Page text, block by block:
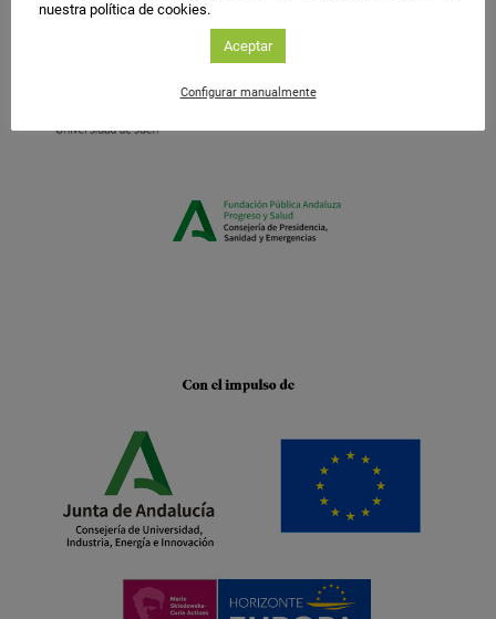
nuestra política de cookies.
Aceptar
Configurar manualmente